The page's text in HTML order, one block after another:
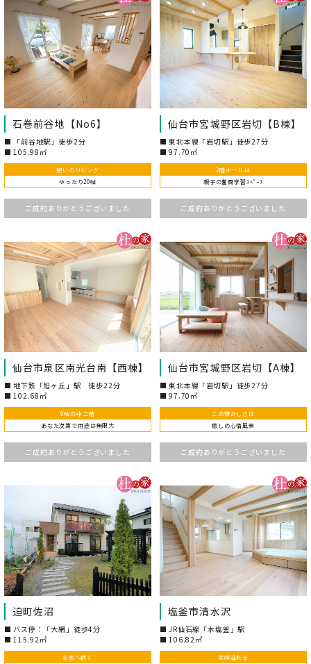
石巻前谷地【No6】
「前谷地駅」徒歩2分
105.98㎡
憩いのリビング
ゆったり20帖
ご成約ありがとうございました
仙台市宮城野区岩切【B棟】
東北本線「岩切駅」徒歩27分
97.70㎡
2階ホールは
親子の奮闘学習ｽﾍﾟｰｽ
ご成約ありがとうございました
仙台市泉区南光台南【西棟】
地下鉄「旭ヶ丘」駅 徒歩22分
102.68㎡
9帖の中二階
あなた次第で用途は無限大
ご成約ありがとうございました
仙台市宮城野区岩切【A棟】
東北本線「岩切駅」徒歩27分
97.70㎡
この懐かしさは
癒しの心情風景
ご成約ありがとうございました
迫町佐沼
バス停：「大網」徒歩4分
115.92㎡
お家へ続く
塩釜市清水沢
JR仙石線「本塩釜」駅
106.82㎡
笑顔溢れる